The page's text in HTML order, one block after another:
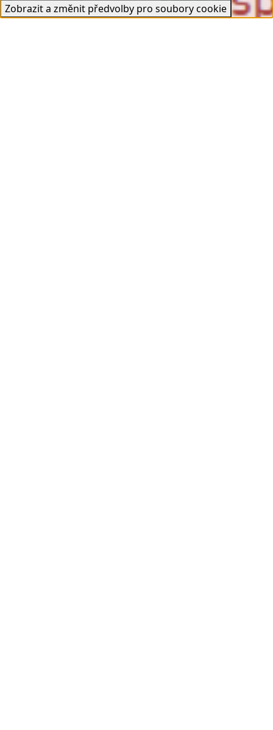
Zobrazit a změnit předvolby pro soubory cookie